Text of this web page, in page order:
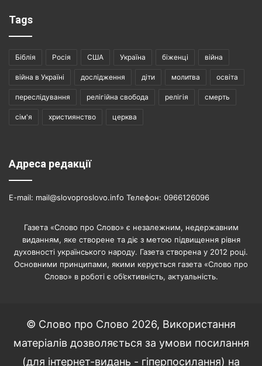
Tags
Біблія Росія США Україна біженці війна
війна в Україні дослідження діти молитва освіта
переслідування релігійна свобода релігія смерть
сім'я християнство церква
Адреса редакції
E-mail: mail@slovoproslovo.info Телефон: 0966126096
Газета «Слово про Слово» є незалежним, недержавним
виданням, яке створене та діє з метою підвищення рівня
духовності українського народу. Газета створена у 2012 році.
Основними принципами, якими керується газета «Слово про
Слово» в роботі є об’єктивність, актуальність.
© Слово про Слово 2026, Використання
матеріалів дозволяється за умови посилання
(для інтернет-видань - гіперпосилання) на